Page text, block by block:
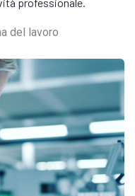
del lavoro